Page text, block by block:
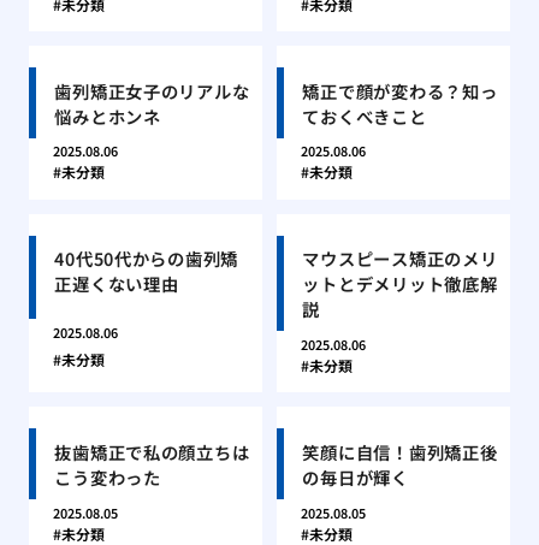
未分類 未分類
歯列矯正女子のリアルな
悩みとホンネ
2025.08.06
未分類
矯正で顔が変わる？知っ
ておくべきこと
2025.08.06
未分類
40代50代からの歯列矯
正遅くない理由
2025.08.06
未分類
マウスピース矯正のメリ
ットとデメリット徹底解
説
2025.08.06
未分類
抜歯矯正で私の顔立ちは
こう変わった
2025.08.05
未分類
笑顔に自信！歯列矯正後
の毎日が輝く
2025.08.05
未分類